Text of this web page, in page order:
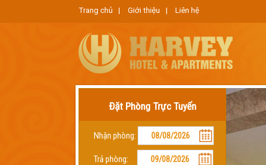
Trang chủ | Giới thiệu | Liên hệ
Đặt Phòng Trực Tuyến
Nhận phòng:
Trả phòng: